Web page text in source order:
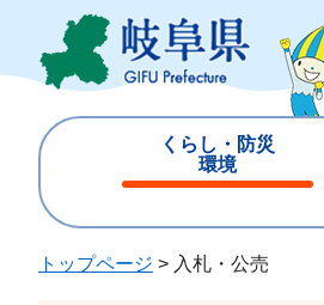
ジ
ュ
くらし・防災
環境
じ
トップページ > 入札・公売